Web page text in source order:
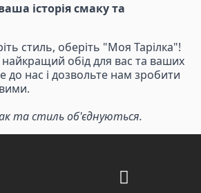
історія смаку та
стиль, оберіть "Моя Тарілка"!
обід для вас та ваших
до нас і дозвольте нам зробити
та стиль об'єднуються.